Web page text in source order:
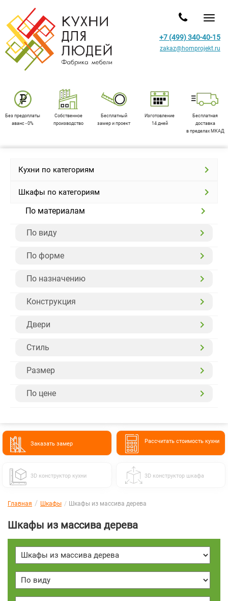
Без предоплаты
аванс - 0%
Собственное
производство
Бесплатный
замер и проект
Изготовление
14 дней
Бесплатная
доставка
в пределах МКАД
+7 (499) 340-40-15
zakaz@homprojekt.ru
Кухни по категориям
Шкафы по категориям
По материалам
По виду
По форме
По назначению
Конструкция
Двери
Стиль
Размер
По цене
Заказать замер Расcчитать стоимость кухни
3D конструктор кухни 3D конструктор шкафа
Главная Шкафы Шкафы из массива дерева
Шкафы из массива дерева